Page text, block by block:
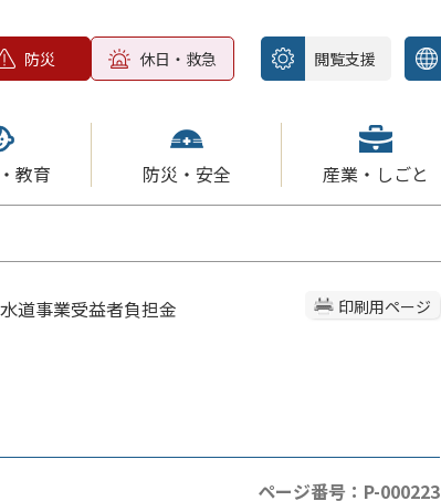
防災 休日・救急 閲覧支援
教育 防災・安全 産業・しごと
印刷用ページ
道事業受益者負担金
ページ番号：P-000223